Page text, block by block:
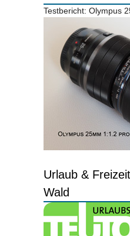
Testbericht: Olympus
Urlaub &
Wald